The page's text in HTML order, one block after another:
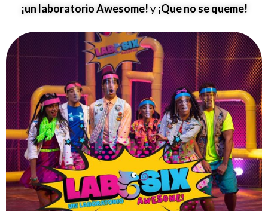
¡un laboratorio Awesome!y ¡Que no se queme!